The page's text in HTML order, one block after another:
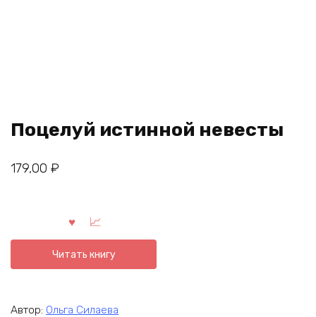
Поцелуй истинной невесты
179,00 ₽
Читать книгу
Автор: Ольга Силаева